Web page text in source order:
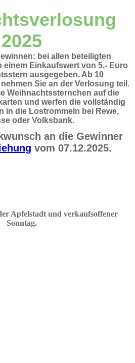
2025
bei allen beteiligten
einem Einkaufswert von 5,- Euro
ausgegeben. Ab 10
Sie an der Verlosung teil.
Weihnachtssternchen auf die
und werfen die vollständig
in die Lostrommeln bei Rewe,
oder Volksbank.
an die Gewinner
vom 07.12.2025.
Apfelstadt und verkaufsoffener
Sonntag.